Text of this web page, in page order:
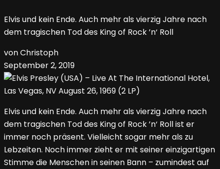
Elvis und kein Ende. Auch mehr als vierzig Jahre nach
dem tragischen Tod des King of Rock ’n‘ Roll
von Christoph
September 2, 2019
Elvis und kein Ende. Auch mehr als vierzig Jahre nach
dem tragischen Tod des King of Rock ’n‘ Roll ist er
immer noch präsent. Vielleicht sogar mehr als zu
Lebzeiten. Noch immer zieht er mit seiner einzigartigen
Stimme die Menschen in seinen Bann – zumindest auf